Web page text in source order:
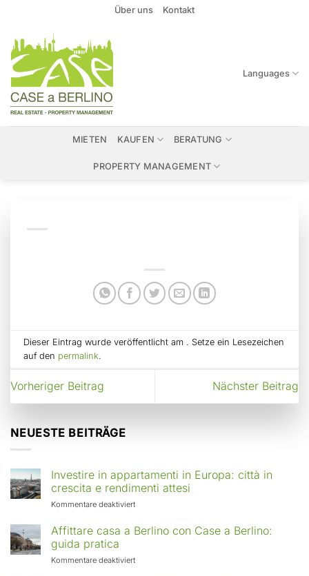
springen
Über uns Kontakt
Languages
MIETEN KAUFEN BERATUNG
PROPERTY MANAGEMENT
Dieser Eintrag wurde veröffentlicht am . Setze ein Lesezeichen
auf den permalink.
Vorheriger Beitrag Nächster Beitrag
NEUESTE BEITRÄGE
Investire in appartamenti in Europa: città in
crescita e rendimenti attesi
Kommentare deaktiviertfür
in
Europa:
Affittare casa a Berlino con Case a Berlino:
guida pratica
Kommentare deaktiviertfür